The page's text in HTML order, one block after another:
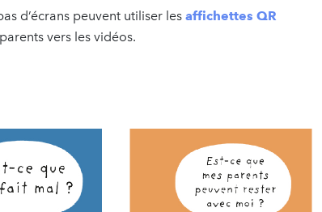
d’écrans peuvent utiliser les affichettes QR
vers les vidéos.